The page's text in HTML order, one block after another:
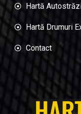
Hartă
Hartă Drumuri
Contact